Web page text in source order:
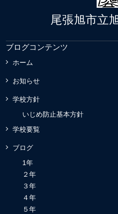
尾張旭市立
ブログコンテンツ
ホーム
お知らせ
学校方針
いじめ防止基本方針
学校要覧
ブログ
1年
２年
３年
４年
５年